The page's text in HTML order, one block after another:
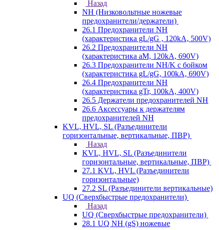
Назад
NH (Низковольтные ножевые
предохранители/держатели)
26.1 Предохранители NH
(характеристика gL/gG , 120kA, 500V)
26.2 Предохранители NH
(характеристика aM, 120kA, 690V)
26.3 Предохранители NH/K с бойком
(характеристика gL/gG, 100kA, 690V)
26.4 Предохранители NH
(характеристика gTr, 100kA, 400V)
26.5 Держатели предохранителей NH
26.6 Аксессуары к держателям
предохранителей NH
KVL, HVL, SL (Разъединители
горизонтальные, вертикальные, ПВР)
Назад
KVL, HVL, SL (Разъединители
горизонтальные, вертикальные, ПВР)
27.1 KVL, HVL (Разъединители
горизонтальные)
27.2 SL (Разъединители вертикальные)
UQ (Сверхбыстрые предохранители)
Назад
UQ (Сверхбыстрые предохранители)
28.1 UQ NH (gS) ножевые